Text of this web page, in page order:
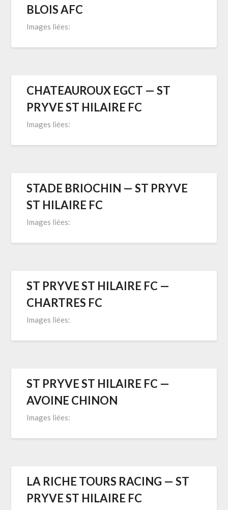
BLOIS AFC
Images liées:
CHATEAUROUX EGCT — ST
PRYVE ST HILAIRE FC
Images liées:
STADE BRIOCHIN — ST PRYVE
ST HILAIRE FC
Images liées:
ST PRYVE ST HILAIRE FC —
CHARTRES FC
Images liées:
ST PRYVE ST HILAIRE FC —
AVOINE CHINON
Images liées:
LA RICHE TOURS RACING — ST
PRYVE ST HILAIRE FC